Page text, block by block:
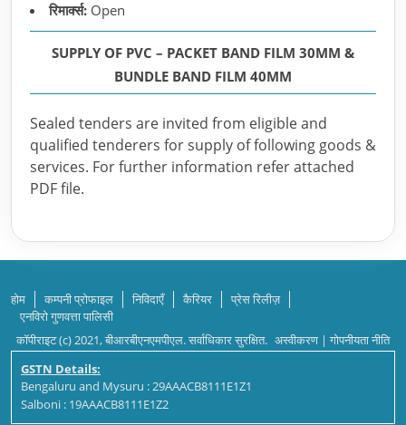
रिमार्क्स: Open
SUPPLY OF PVC – PACKET BAND FILM 30MM &
BUNDLE BAND FILM 40MM
Sealed tenders are invited from eligible and
qualified tenderers for supply of following goods &
services. For further information refer attached
PDF file.
होम कम्पनी प्रोफाइल निविदाएँ कैरियर
प्रेस रिलीज़
एनविरो गुणवत्ता पालिसी
कॉपीराइट (c) 2021, बीआरबीएनएमपीएल. सर्वाधिकार सुरक्षित. अस्वीकरण |गोपनीयता नीति
GSTN Details:
Bengaluru and Mysuru : 29AAACB8111E1Z1
Salboni : 19AAACB8111E1Z2